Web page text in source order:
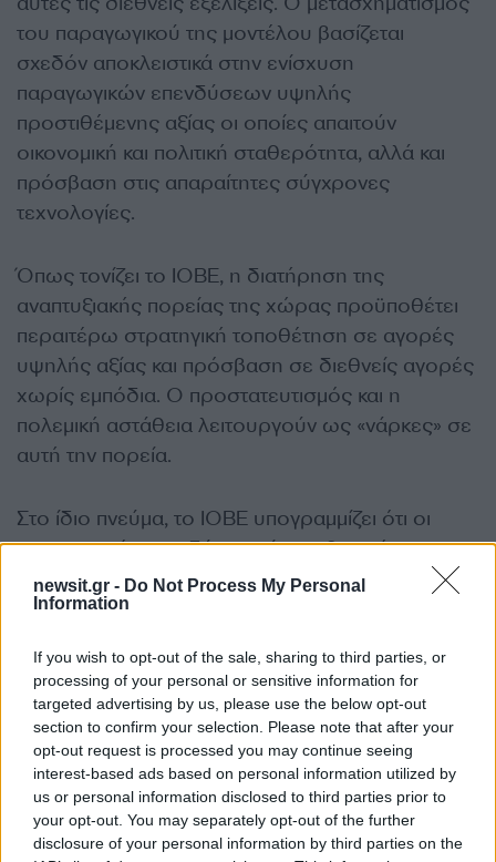
newsit.gr - Do Not Process My Personal
Information
If you wish to opt-out of the sale, sharing to third parties, or
processing of your personal or sensitive information for
targeted advertising by us, please use the below opt-out
section to confirm your selection. Please note that after your
opt-out request is processed you may continue seeing
interest-based ads based on personal information utilized by
us or personal information disclosed to third parties prior to
your opt-out. You may separately opt-out of the further
disclosure of your personal information by third parties on the
του παραγωγικού της μοντέλου βασίζεται
σχεδόν αποκλειστικά στην ενίσχυση
παραγωγικών επενδύσεων υψηλής
προστιθέμενης αξίας οι οποίες απαιτούν
οικονομική και πολιτική σταθερότητα, αλλά και
πρόσβαση στις απαραίτητες σύγχρονες
τεχνολογίες.
Όπως τονίζει το ΙΟΒΕ, η διατήρηση της
αναπτυξιακής πορείας της χώρας προϋποθέτει
περαιτέρω στρατηγική τοποθέτηση σε αγορές
υψηλής αξίας και πρόσβαση σε διεθνείς αγορές
χωρίς εμπόδια. Ο προστατευτισμός και η
πολεμική αστάθεια λειτουργούν ως «νάρκες» σε
αυτή την πορεία.
Στο ίδιο πνεύμα, το ΙΟΒΕ υπογραμμίζει ότι οι
παραγωγικές επενδύσεις είναι ο βασικός
προσδιοριστικός παράγοντας του μελλοντικού
επιπέδου εισοδημάτων. Η αύξησή τους τόσο σε
κλάδους με υψηλή παραγωγικότητα και
καινοτομία) αποτελεί τη μόνη ρεαλιστική
προοπτική για διατηρήσιμη ανάπτυξη.
Το ελληνικό επενδυτικό κενό παραμένει μεγάλο,
παρά την πρόοδο των τελευταίων ετών. Το ΙΟΒΕ
τονίζει πως η επιτυχής υλοποίηση του Ταμείου